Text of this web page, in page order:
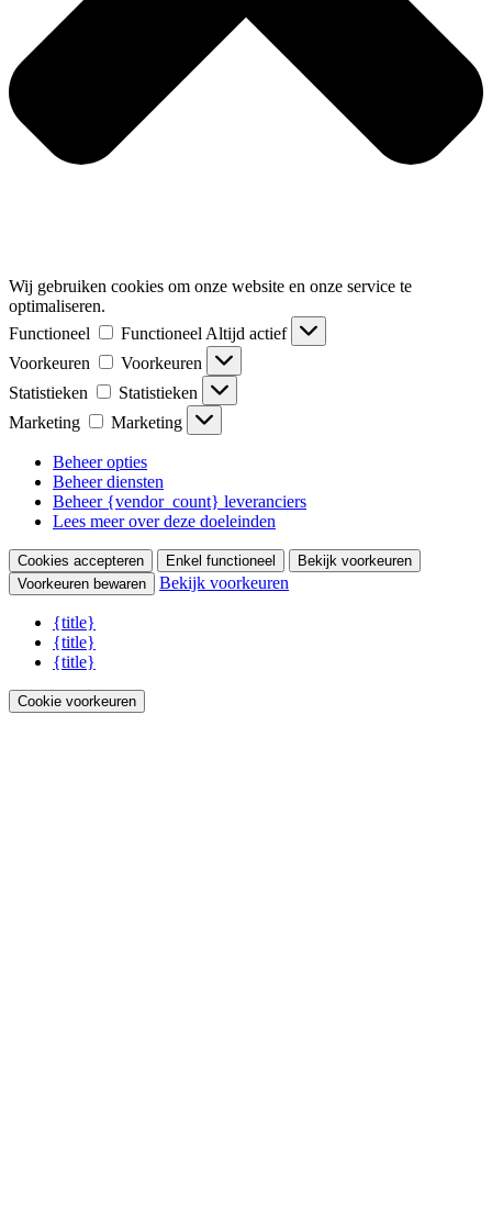
Wij gebruiken cookies om onze website en onze service te
optimaliseren.
Functioneel
Functioneel Altijd actief
Voorkeuren
Voorkeuren
Statistieken
Statistieken
Marketing
Marketing
Beheer opties
Beheer diensten
Beheer {vendor_count} leveranciers
Lees meer over deze doeleinden
Cookies accepteren Enkel functioneel
Bekijk voorkeuren
Voorkeuren bewaren
Bekijk voorkeuren
{title}
{title}
{title}
Cookie voorkeuren